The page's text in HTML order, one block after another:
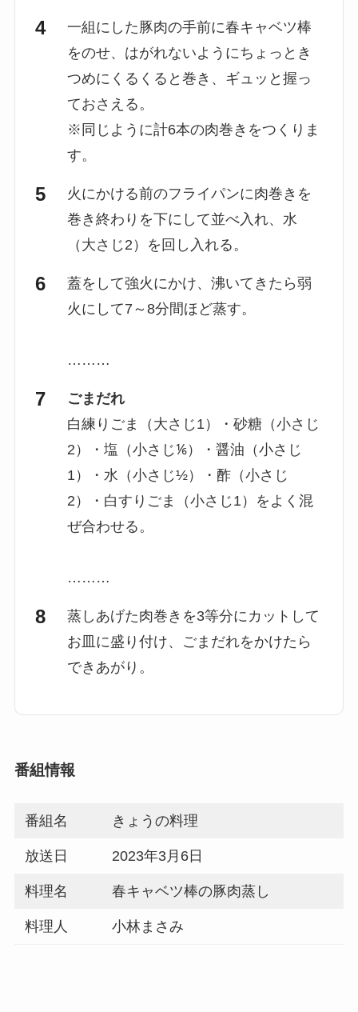
一組にした豚肉の手前に春キャベツ棒
をのせ、はがれないようにちょっとき
つめにくるくると巻き、ギュッと握っ
ておさえる。
※同じように計6本の肉巻きをつくりま
す。
火にかける前のフライパンに肉巻きを
巻き終わりを下にして並べ入れ、水
（大さじ2）を回し入れる。
蓋をして強火にかけ、沸いてきたら弱
火にして7～8分間ほど蒸す。
………
ごまだれ
白練りごま（大さじ1）・砂糖（小さじ
2）・塩（小さじ⅙）・醤油（小さじ
1）・水（小さじ½）・酢（小さじ
2）・白すりごま（小さじ1）をよく混
ぜ合わせる。
………
蒸しあげた肉巻きを3等分にカットして
お皿に盛り付け、ごまだれをかけたら
できあがり。
番組情報
番組名 きょうの料理
放送日 2023年3月6日
料理名 春キャベツ棒の豚肉蒸し
料理人 小林まさみ